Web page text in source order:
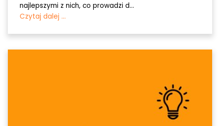
najlepszymi z nich, co prowadzi d...
Czytaj dalej ...